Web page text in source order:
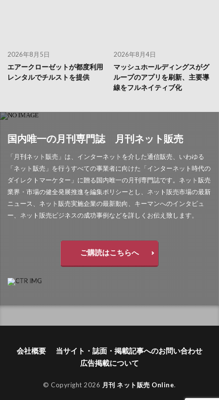
2026年8月5日
エアークローゼットが都度利用
レンタルでチルストを提供
2026年8月4日
マッシュホールディングスがグ
ループのアプリを刷新、主要導
線をフルネイティブ化
国内唯一の月刊専門誌 月刊ネット販売
「月刊ネット販売」は、インターネットを介した通信販売、いわゆる
「ネット販売」を行うすべての事業者に向けた「インターネット時代の
ダイレクトマーケター」に贈る国内唯一の月刊専門誌です。ネット販売
業界・市場の健全発展推進を編集ポリシーとし、ネット販売市場の最新
ニュース、ネット販売実施企業の最新動向、キーマンへのインタビュ
ー、ネット販売ビジネスの成功事例などを詳しくお伝え致します。
ご購読はこちらへ
会社概要
当サイト・誌面・掲載記事へのお問い合わせ
広告掲載について
© Copyright 2026 月刊 ネット販売 Online.